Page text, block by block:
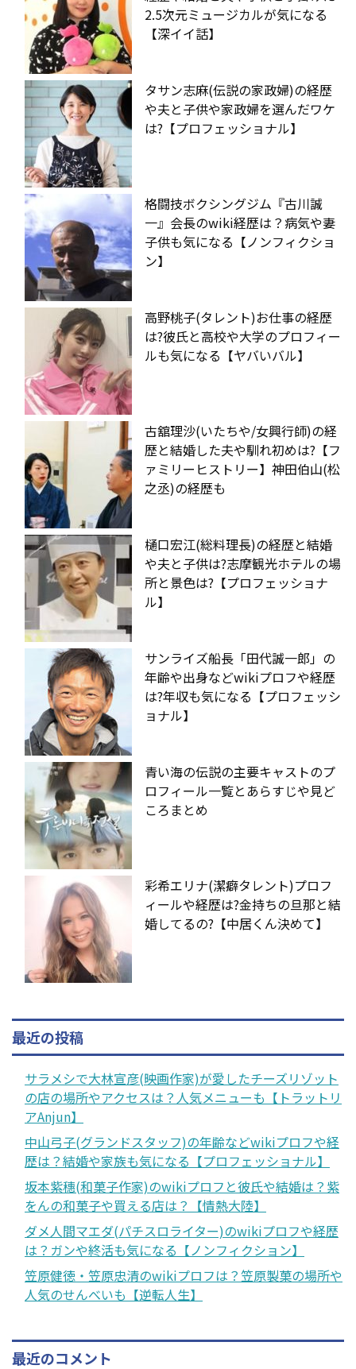
2.5次元ミュージカルが気になる
【深イイ話】
タサン志麻(伝説の家政婦)の経歴
や夫と子供や家政婦を選んだワケ
は?【プロフェッショナル】
格闘技ボクシングジム『古川誠
一』会長のwiki経歴は？病気や妻
子供も気になる【ノンフィクショ
ン】
高野桃子(タレント)お仕事の経歴
は?彼氏と高校や大学のプロフィー
ルも気になる【ヤバいバル】
古舘理沙(いたちや/女興行師)の経
歴と結婚した夫や馴れ初めは?【フ
ァミリーヒストリー】神田伯山(松
之丞)の経歴も
樋口宏江(総料理長)の経歴と結婚
や夫と子供は?志摩観光ホテルの場
所と景色は?【プロフェッショナ
ル】
サンライズ船長「田代誠一郎」の
年齢や出身などwikiプロフや経歴
は?年収も気になる【プロフェッシ
ョナル】
青い海の伝説の主要キャストのプ
ロフィール一覧とあらすじや見ど
ころまとめ
彩希エリナ(潔癖タレント)プロフ
ィールや経歴は?金持ちの旦那と結
婚してるの?【中居くん決めて】
最近の投稿
サラメシで大林宣彦(映画作家)が愛したチーズリゾット
の店の場所やアクセスは？人気メニューも【トラットリ
アAnjun】
中山弓子(グランドスタッフ)の年齢などwikiプロフや経
歴は？結婚や家族も気になる【プロフェッショナル】
坂本紫穗(和菓子作家)のwikiプロフと彼氏や結婚は？紫
をんの和菓子や買える店は？【情熱大陸】
ダメ人間マエダ(パチスロライター)のwikiプロフや経歴
は？ガンや終活も気になる【ノンフィクション】
笠原健徳・笠原忠清のwikiプロフは？笠原製菓の場所や
人気のせんべいも【逆転人生】
最近のコメント